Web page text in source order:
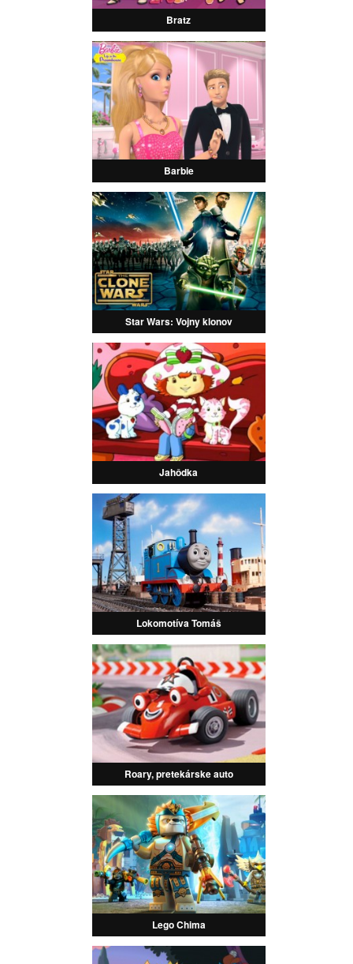
Bratz
Barbie
Star Wars: Vojny klonov
Jahôdka
Lokomotíva Tomáš
Roary, pretekárske auto
Lego Chima